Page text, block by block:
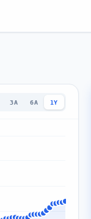
3A 6A 1Y